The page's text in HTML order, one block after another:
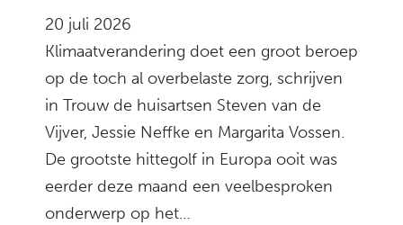
20 juli 2026
Klimaatverandering doet een groot beroep
op de toch al overbelaste zorg, schrijven
in Trouw de huisartsen Steven van de
Vijver, Jessie Neffke en Margarita Vossen.
De grootste hittegolf in Europa ooit was
eerder deze maand een veelbesproken
onderwerp op het…